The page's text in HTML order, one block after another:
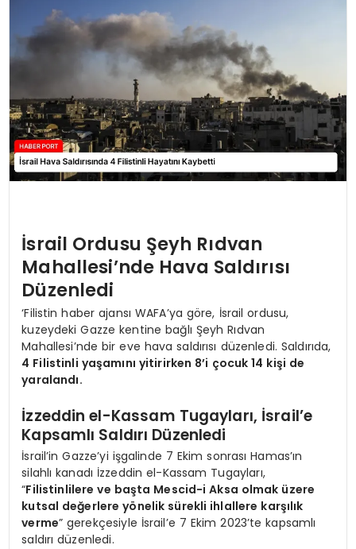
EKONOMI
İsrail Ordusu Şeyh Rıdvan
Mahallesi’nde Hava Saldırısı
Düzenledi
‘Filistin haber ajansı WAFA’ya göre, İsrail ordusu,
kuzeydeki Gazze kentine bağlı Şeyh Rıdvan
Mahallesi’nde bir eve hava saldırısı düzenledi. Saldırıda,
4 Filistinli yaşamını yitirirken 8’i çocuk 14 kişi de
yaralandı.
İzzeddin el-Kassam Tugayları, İsrail’e
Kapsamlı Saldırı Düzenledi
İsrail’in Gazze’yi işgalinde 7 Ekim sonrası Hamas’ın
silahlı kanadı İzzeddin el-Kassam Tugayları,
“Filistinlilere ve başta Mescid-i Aksa olmak üzere
kutsal değerlere yönelik sürekli ihlallere karşılık
verme” gerekçesiyle İsrail’e 7 Ekim 2023’te kapsamlı
saldırı düzenledi.